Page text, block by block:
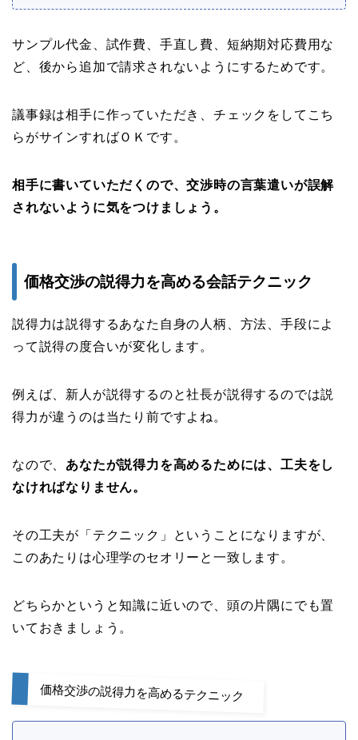
サンプル代金、試作費、手直し費、短納期対応費用な
ど、後から追加で請求されないようにするためです。
議事録は相手に作っていただき、チェックをしてこち
らがサインすればＯＫです。
相手に書いていただくので、交渉時の言葉遣いが誤解
されないように気をつけましょう。
価格交渉の説得力を高める会話テクニック
説得力は説得するあなた自身の人柄、方法、手段によ
って説得の度合いが変化します。
例えば、新人が説得するのと社長が説得するのでは説
得力が違うのは当たり前ですよね。
なので、 あなたが説得力を高めるためには、工夫をし
なければなりません。
その工夫が「テクニック」ということになりますが、
このあたりは心理学のセオリーと一致します。
どちらかというと知識に近いので、頭の片隅にでも置
いておきましょう。
価格交渉の説得力を高めるテクニック